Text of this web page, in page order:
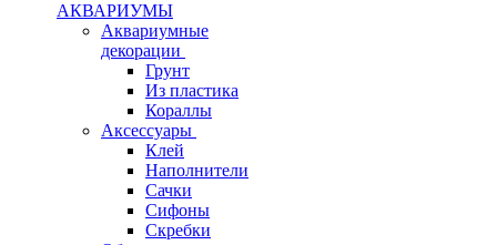
АКВАРИУМЫ
Аквариумные
декорации
Грунт
Из пластика
Кораллы
Аксессуары
Клей
Наполнители
Сачки
Сифоны
Скребки